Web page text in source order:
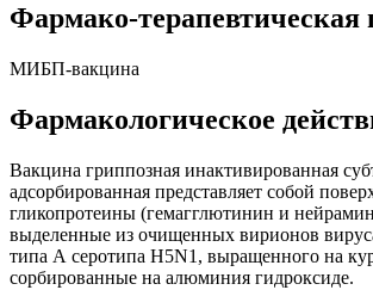
Фармако-терапевтическая
МИБП-вакцина
Фармакологическое
Вакцина гриппозная инактивированная
адсорбированная представляет собой
гликопротеины (гемагглютинин и
выделенные из очищенных вирионов
типа А серотипа H5N1, выращенного на
сорбированные на алюминия гидроксиде.